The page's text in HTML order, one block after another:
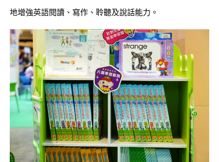
地增強英語閱讀、寫作、聆聽及說話能力。